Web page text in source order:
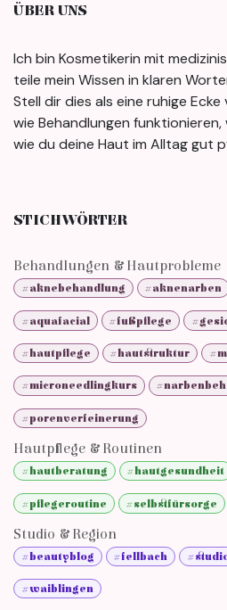
ÜBER UNS
Ich bin Kosmetikerin mit
teile mein Wissen in klaren
Stell dir dies als eine ruhige
wie Behandlungen
wie du deine Haut im Alltag gut
STICHWÖRTER
Behandlungen & Hautprobleme
#aknebehandlung #aknenarben
#aquafacial #fußpflege
#hautpflege #hautstruktur
#microneedlingkurs
#porenverfeinerung
Hautpflege & Routinen
#hautberatung #hautgesundheit
#pflegeroutine #selbstfürsorge
Studio & Region
#beautyblog #fellbach
#waiblingen